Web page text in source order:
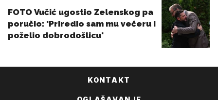
KONTAKT